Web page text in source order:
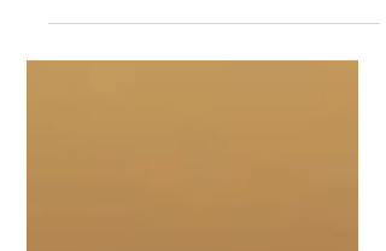
8C trifft Shoa-Überlebende
Erika Freeman